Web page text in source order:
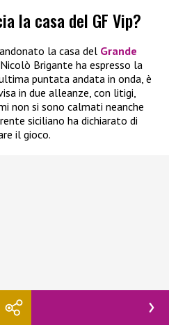
la casa del GF Vip?
la casa del Grande
Brigante ha espresso la
puntata andata in onda, è
in due alleanze, con litigi,
non si sono calmati neanche
siciliano ha dichiarato di
il gioco.